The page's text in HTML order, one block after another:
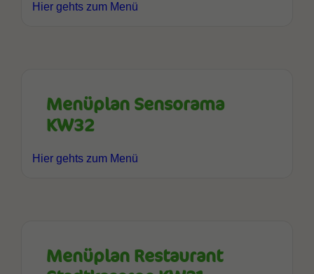
Hier gehts zum Menü
Menüplan Sensorama
KW32
Hier gehts zum Menü
Menüplan Restaurant